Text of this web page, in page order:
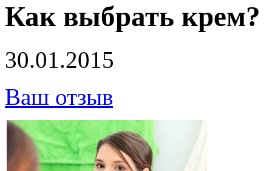
Как выбрать крем?
30.01.2015
Ваш отзыв